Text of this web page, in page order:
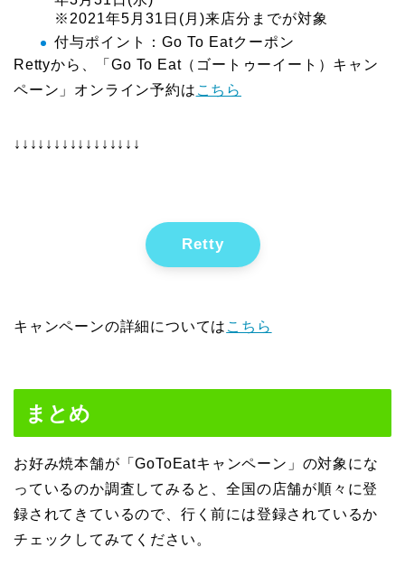
※2021年5月31日(月)来店分までが対象
付与ポイント：Go To Eatクーポン
Rettyから、「Go To Eat（ゴートゥーイート）キャン
ペーン」オンライン予約は こちら
↓↓↓↓↓↓↓↓↓↓↓↓↓↓↓↓
Retty
キャンペーンの詳細については こちら
まとめ
お好み焼本舗が「GoToEatキャンペーン」の対象にな
っているのか調査してみると、全国の店舗が順々に登
録されてきているので、行く前には登録されているか
チェックしてみてください。